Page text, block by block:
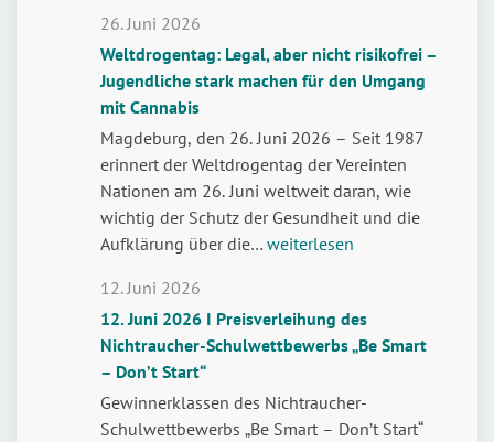
Weltdrogentag: Legal, aber nicht risikofrei –
Jugendliche stark machen für den Umgang
mit Cannabis
26. Juni 2026
Magdeburg, den 26. Juni 2026 – Seit 1987
erinnert der Weltdrogentag der Vereinten
Nationen am 26. Juni weltweit daran, wie
wichtig der Schutz der Gesundheit und die
Aufklärung über die… Weltdrogentag:
nicht
risikofrei
Jugendliche
stark
weiterlesen
12. Juni 2026 I Preisverleihung des
Nichtraucher-Schulwettbewerbs „Be Smart
– Don’t Start“
12. Juni 2026
Gewinnerklassen des Nichtraucher-
Schulwettbewerbs „Be Smart – Don’t Start“